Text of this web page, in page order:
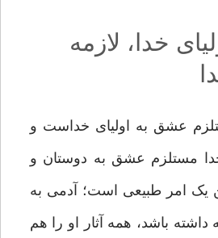
خدا، لازمه
عشق به اولیای خداست و
مستلزم عشق به دوستان و
یک امر طبیعى است؛ آدمی به
باشد، همه آثار او را هم